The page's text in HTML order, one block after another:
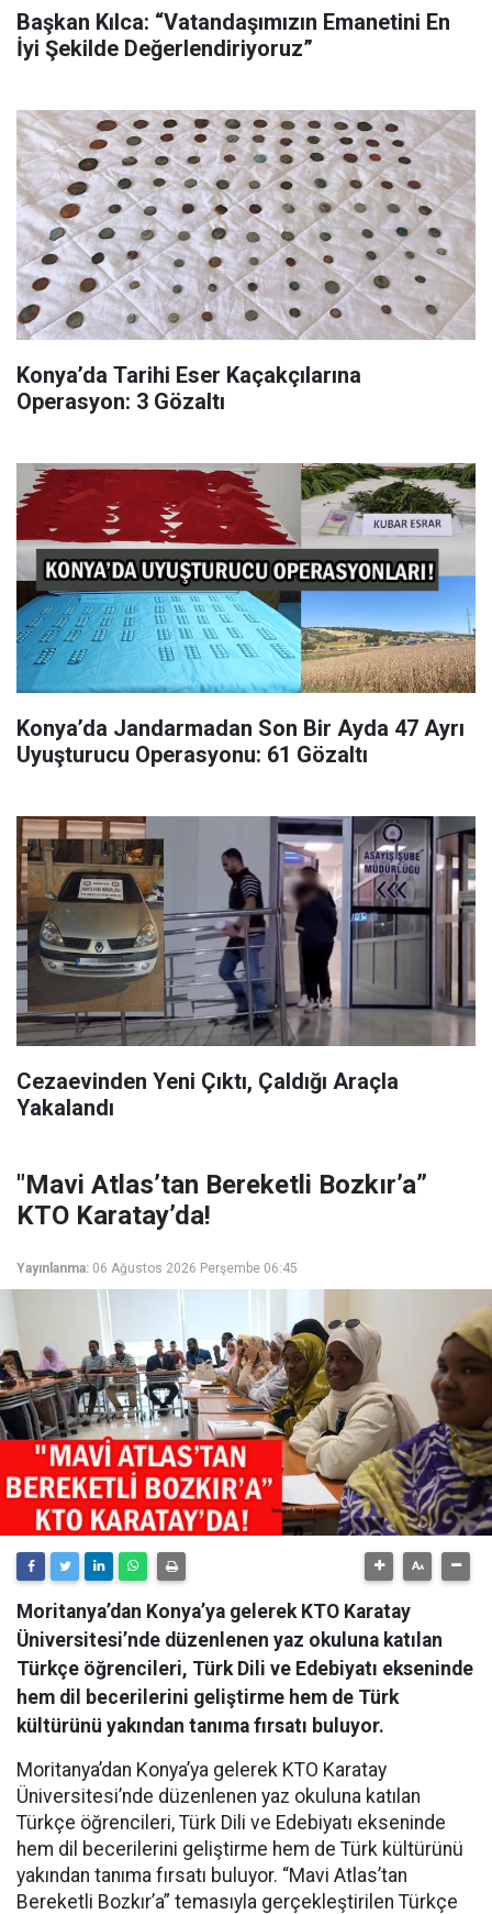
Başkan Kılca: “Vatandaşımızın Emanetini En
İyi Şekilde Değerlendiriyoruz”
Konya’da Tarihi Eser Kaçakçılarına
Operasyon: 3 Gözaltı
Konya’da Jandarmadan Son Bir Ayda 47 Ayrı
Uyuşturucu Operasyonu: 61 Gözaltı
Cezaevinden Yeni Çıktı, Çaldığı Araçla
Yakalandı
"Mavi Atlas’tan Bereketli Bozkır’a”
KTO Karatay’da!
Yayınlanma: 06 Ağustos 2026 Perşembe 06:45
Moritanya’dan Konya’ya gelerek KTO Karatay
Üniversitesi’nde düzenlenen yaz okuluna katılan
Türkçe öğrencileri, Türk Dili ve Edebiyatı ekseninde
hem dil becerilerini geliştirme hem de Türk
kültürünü yakından tanıma fırsatı buluyor.
Moritanya’dan Konya’ya gelerek KTO Karatay
Üniversitesi’nde düzenlenen yaz okuluna katılan
Türkçe öğrencileri, Türk Dili ve Edebiyatı ekseninde
hem dil becerilerini geliştirme hem de Türk kültürünü
yakından tanıma fırsatı buluyor. “Mavi Atlas’tan
Bereketli Bozkır’a” temasıyla gerçekleştirilen Türkçe